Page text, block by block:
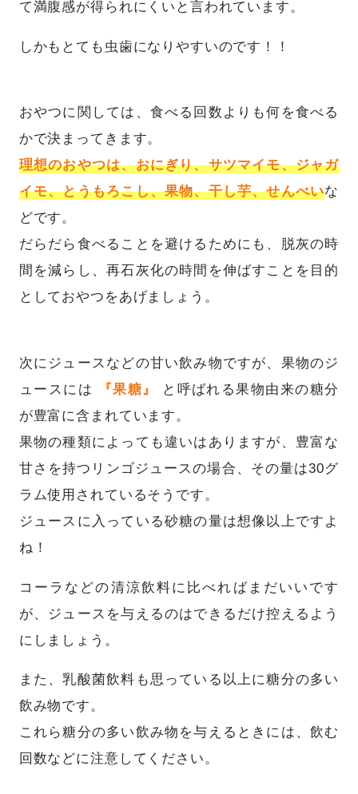
て満腹感が得られにくいと言われています。
しかもとても虫歯になりやすいのです！！
おやつに関しては、食べる回数よりも何を食べる
かで決まってきます。
理想のおやつは、おにぎり、サツマイモ、ジャガ
イモ、とうもろこし、果物、干し芋、せんべいな
どです。
だらだら食べることを避けるためにも、脱灰の時
間を減らし、再石灰化の時間を伸ばすことを目的
としておやつをあげましょう。
次にジュースなどの甘い飲み物ですが、果物のジ
ュースには
『果糖』
と呼ばれる果物由来の糖分
が豊富に含まれています。
果物の種類によっても違いはありますが、豊富な
甘さを持つリンゴジュースの場合、その量は30グ
ラム使用されているそうです。
ジュースに入っている砂糖の量は想像以上ですよ
ね！
コーラなどの清涼飲料に比べればまだいいです
が、ジュースを与えるのはできるだけ控えるよう
にしましょう。
また、乳酸菌飲料も思っている以上に糖分の多い
飲み物です。
これら糖分の多い飲み物を与えるときには、飲む
回数などに注意してください。